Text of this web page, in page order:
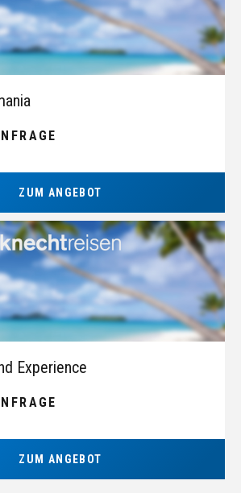
ZUM ANGEBOT
Experience
ZUM ANGEBOT